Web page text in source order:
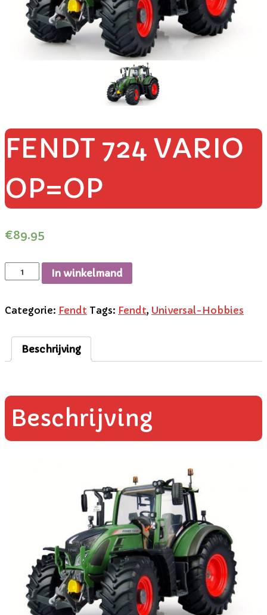
FENDT 724 VARIO
OP=OP
€89.95
In winkelmand
Categorie: Fendt Tags: Fendt, Universal-Hobbies
Beschrijving
Beschrijving